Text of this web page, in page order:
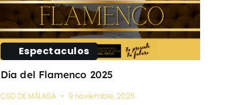
Espectaculos
Día del Flamenco 2025
CSD DE MÁLAGA 9 noviembre, 2025